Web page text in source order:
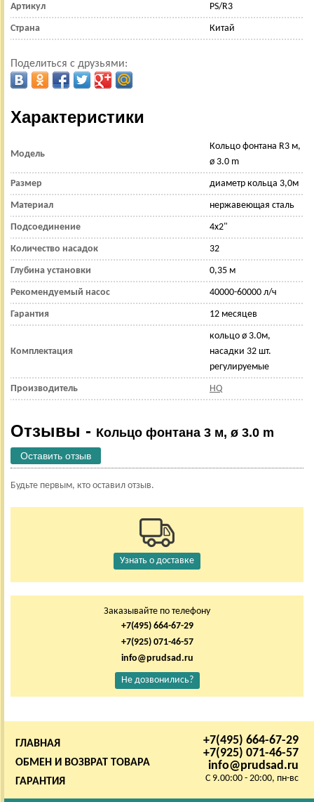
Артикул PS/R3
Страна Китай
Поделиться с друзьями:
Характеристики
Модель
Кольцо фонтана R3 м,
ø 3.0 m
Размер диаметр кольца 3,0м
Материал нержавеющая сталь
Подсоединение 4х2"
Количество насадок 32
Глубина установки 0,35 м
Рекомендуемый насос 40000-60000 л/ч
Гарантия 12 месяцев
Комплектация
кольцо ø 3.0м,
насадки 32 шт.
регулируемые
Производитель HQ
Отзывы - Кольцо фонтана 3 м, ø 3.0 m
Оставить отзыв
Будьте первым, кто оставил отзыв.
Узнать о доставке
Заказывайте по телефону
+7(495) 664-67-29
+7(925) 071-46-57
info@prudsad.ru
Не дозвонились?
+7(495) 664-67-29
+7(925) 071-46-57
info@prudsad.ru
C 9.00:00 - 20:00, пн-вс
ГЛАВНАЯ
ОБМЕН И ВОЗВРАТ ТОВАРА
ГАРАНТИЯ